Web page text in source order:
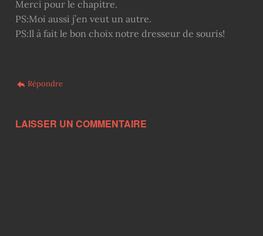
Merci pour le chapitre.
PS:Moi aussi j’en veut un autre.
PS:Il à fait le bon choix notre dresseur de souris!
Répondre
LAISSER UN COMMENTAIRE